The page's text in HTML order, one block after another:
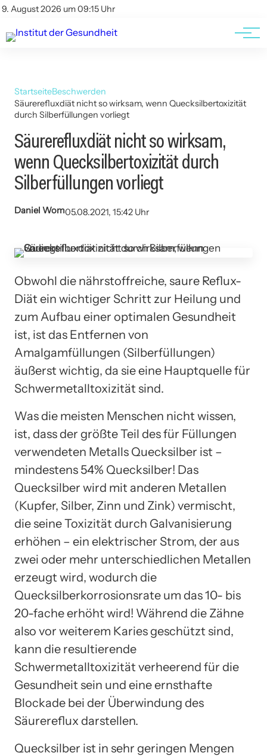
9. August 2026 um 09:15 Uhr
Kontakt
Kontakt
AGBs
StartseiteBeschwerden
Säurerefluxdiät nicht so wirksam, wenn Quecksilbertoxizität
durch Silberfüllungen vorliegt
Säurerefluxdiät nicht so wirksam,
wenn Quecksilbertoxizität durch
Silberfüllungen vorliegt
Daniel Wom05.08.2021, 15:42 Uhr
Obwohl die nährstoffreiche, saure Reflux-
Diät ein wichtiger Schritt zur Heilung und
zum Aufbau einer optimalen Gesundheit
ist, ist das Entfernen von
Amalgamfüllungen (Silberfüllungen)
äußerst wichtig, da sie eine Hauptquelle für
Schwermetalltoxizität sind.
Was die meisten Menschen nicht wissen,
ist, dass der größte Teil des für Füllungen
verwendeten Metalls Quecksilber ist –
mindestens 54% Quecksilber! Das
Quecksilber wird mit anderen Metallen
(Kupfer, Silber, Zinn und Zink) vermischt,
die seine Toxizität durch Galvanisierung
erhöhen – ein elektrischer Strom, der aus
zwei oder mehr unterschiedlichen Metallen
erzeugt wird, wodurch die
Quecksilberkorrosionsrate um das 10- bis
20-fache erhöht wird! Während die Zähne
also vor weiterem Karies geschützt sind,
kann die resultierende
Schwermetalltoxizität verheerend für die
Gesundheit sein und eine ernsthafte
Blockade bei der Überwindung des
Säurereflux darstellen.
Quecksilber ist in sehr geringen Mengen